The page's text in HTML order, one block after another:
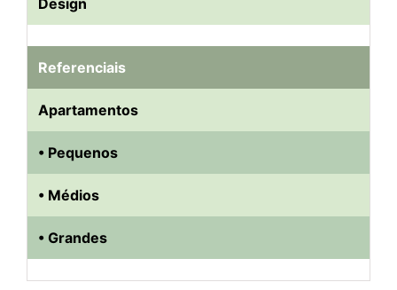
Design
Referenciais
Apartamentos
• Pequenos
• Médios
• Grandes